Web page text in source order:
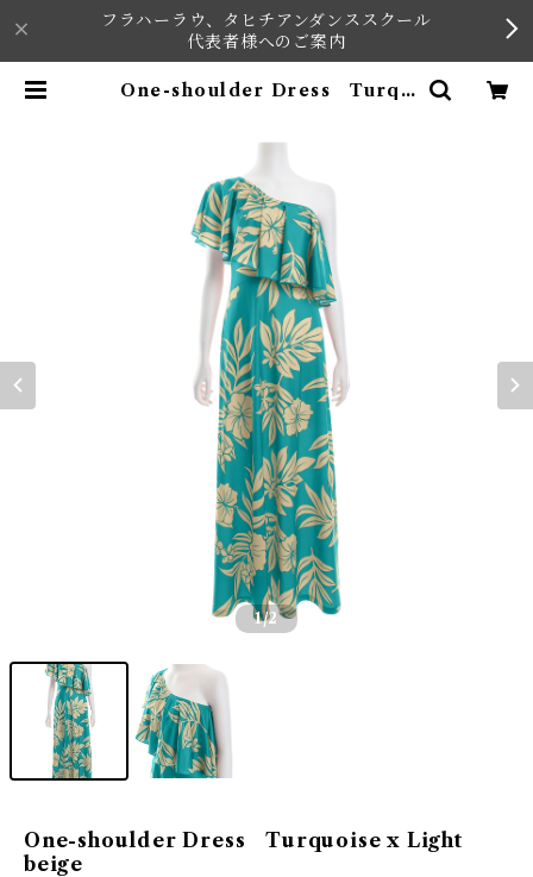
フラハーラウ、タヒチアンダンススクール
代表者様へのご案内
One-shoulder Dress Turqu
1/2
One-shoulder Dress Turquoise x Light
beige